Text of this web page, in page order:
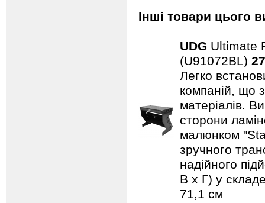
Інші товари цього
UDG Ultimate
(U91072BL)
Легко
компаній, що
матеріалів.
сторони
малюнком
зручного
надійного
В x Г) у
71,1 см